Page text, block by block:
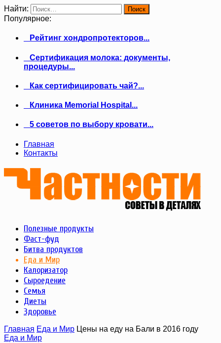
Найти:
Популярное:
Рейтинг хондропротекторов...
Сертификация молока: документы,
процедуры...
Как сертифицировать чай?...
Клиника Memorial Hospital...
5 советов по выбору кровати...
Главная
Контакты
Полезные продукты
Фаст-фуд
Битва продуктов
Еда и Мир
Калоризатор
Сыроедение
Семья
Диеты
Здоровье
Главная Еда и Мир Цены на еду на Бали в 2016 году
Еда и Мир